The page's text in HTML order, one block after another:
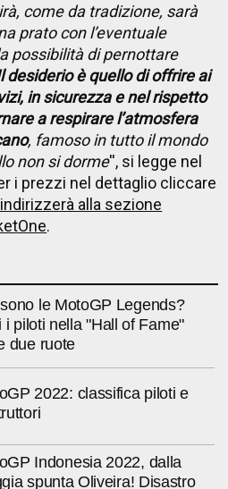
come da tradizione, sarà
prato con l’eventuale
possibilità di pernottare
desiderio è quello di offrire ai
in sicurezza e nel rispetto
a respirare l’atmosfera
, famoso in tutto il mondo
non si dorme'', si legge nel
i prezzi nel dettaglio cliccare
alla sezione
.
le MotoGP Legends?
i piloti nella "Hall of Fame"
due ruote
2022: classifica piloti e
Indonesia 2022, dalla
spunta Oliveira! Disastro